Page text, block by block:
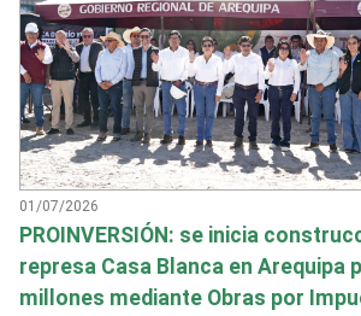
01/07/2026
PROINVERSIÓN: se inicia
represa Casa Blanca en Arequipa
millones mediante Obras por